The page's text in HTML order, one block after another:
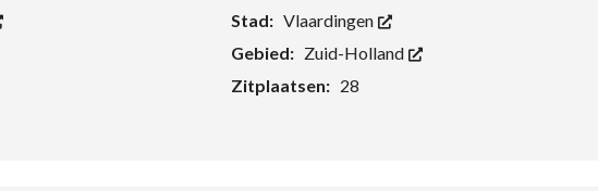
Stad: Vlaardingen
Gebied: Zuid-Holland
Zitplaatsen: 28